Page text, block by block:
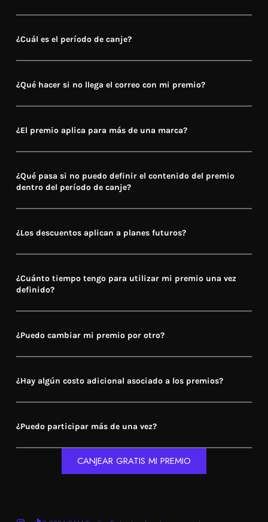
¿Cuál es el período de canje?
¿Qué hacer si no llega el correo con mi premio?
¿El premio aplica para más de una marca?
¿Qué pasa si no puedo definir el contenido del premio
dentro del período de canje?
¿Los descuentos aplican a planes futuros?
¿Cuánto tiempo tengo para utilizar mi premio una vez
definido?
¿Puedo cambiar mi premio por otro?
¿Hay algún costo adicional asociado a los premios?
¿Puedo participar más de una vez?
CANJEAR GRATIS MI PREMIO